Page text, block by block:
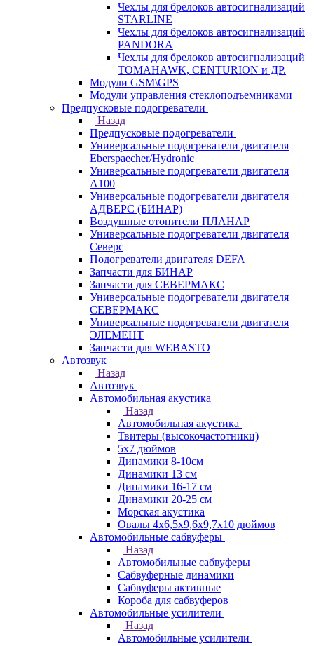
Чехлы для брелоков автосигнализаций
STARLINE
Чехлы для брелоков автосигнализаций
PANDORA
Чехлы для брелоков автосигнализаций
TOMAHAWK, CENTURION и ДР.
Модули GSM\GPS
Модули управления стеклоподъемниками
Предпусковые подогреватели
Назад
Предпусковые подогреватели
Универсальные подогреватели двигателя
Eberspaecher/Hydronic
Универсальные подогреватели двигателя
A100
Универсальные подогреватели двигателя
АДВЕРС (БИНАР)
Воздушные отопители ПЛАНАР
Универсальные подогреватели двигателя
Северс
Подогреватели двигателя DEFA
Запчасти для БИНАР
Запчасти для СЕВЕРМАКС
Универсальные подогреватели двигателя
СЕВЕРМАКС
Универсальные подогреватели двигателя
ЭЛЕМЕНТ
Запчасти для WEBASTO
Автозвук
Назад
Автозвук
Автомобильная акустика
Назад
Автомобильная акустика
Твитеры (высокочастотники)
5x7 дюймов
Динамики 8-10см
Динамики 13 см
Динамики 16-17 см
Динамики 20-25 см
Морская акустика
Овалы 4х6,5х9,6x9,7х10 дюймов
Автомобильные сабвуферы
Назад
Автомобильные сабвуферы
Сабвуферные динамики
Сабвуферы активные
Короба для сабвуферов
Автомобильные усилители
Назад
Автомобильные усилители